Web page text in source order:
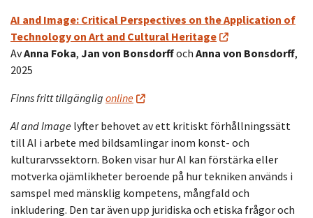
AI and Image: Critical Perspectives on the Application of
Technology on Art and Cultural Heritage
AvAnna Foka, Jan von Bonsdorffoch Anna von Bonsdorff,
2025
Finns fritt tillgänglig online
AI and Image lyfter behovet av ett kritiskt förhållningssätt
till AI i arbete med bildsamlingar inom konst- och
kulturarvssektorn. Boken visar hur AI kan förstärka eller
motverka ojämlikheter beroende på hur tekniken används i
samspel med mänsklig kompetens, mångfald och
inkludering. Den tar även upp juridiska och etiska frågor och